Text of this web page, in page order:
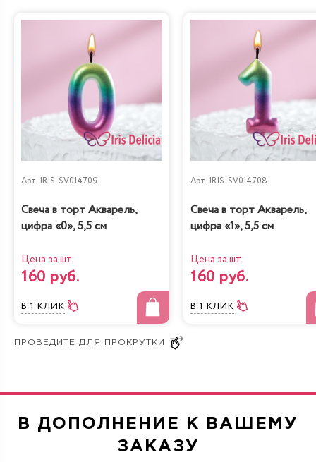
Груша-кофе-
шоколад
Наполеон
Классический
Диетическая с
вишней
Карамель&Шоколад
Морковная Сливочно-фруктовая
Арт. IRIS-SV014709
Свеча в торт Акварель,
цифра «0», 5,5 см
Цена за шт.
160 руб.
В 1 КЛИК
Арт. IRIS-SV014708
Свеча в торт Акварель,
цифра «1», 5,5 см
Цена за шт.
160 руб.
В 1 КЛИК
В ДОПОЛНЕНИЕ К ВАШЕМУ
ЗАКАЗУ